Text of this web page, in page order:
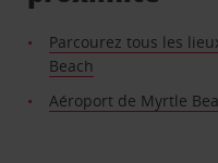
Parcourez tous les
Beach
Aéroport de Myrtle